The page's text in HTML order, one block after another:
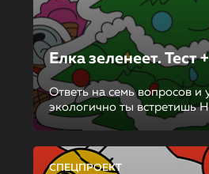
Елка зеленеет. Тест
Ответь на семь вопросов и
экологично ты встретишь
СПЕЦПРОЕКТ